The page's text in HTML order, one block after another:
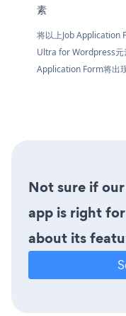
素
将以上Job Application
Ultra for Wordpress元
Application Form将出
Not sure if
app is right
about its